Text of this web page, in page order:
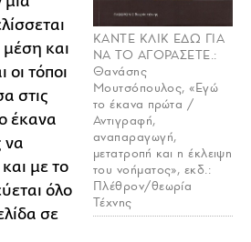
ΚΑΝΤΕ ΚΛΙΚ ΕΔΩ ΓΙΑ
ΝΑ ΤΟ ΑΓΟΡΑΣΕΤΕ.:
Θανάσης
Μουτσόπουλος, «Εγώ
το έκανα πρώτα /
Αντιγραφή,
αναπαραγωγή,
μετατροπή και η έκλειψη
του νοήματος», εκδ.:
Πλέθρον/θεωρία
Τέχνης
και
οι τόποι
στις
έκανα
να
με το
όλο
σε